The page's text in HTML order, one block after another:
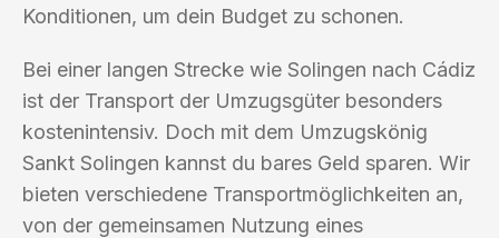
Konditionen, um dein Budget zu schonen.
Bei einer langen Strecke wie Solingen nach Cádiz
ist der Transport der Umzugsgüter besonders
kostenintensiv. Doch mit dem Umzugskönig
Sankt Solingen kannst du bares Geld sparen. Wir
bieten verschiedene Transportmöglichkeiten an,
von der gemeinsamen Nutzung eines